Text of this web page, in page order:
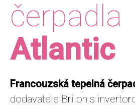
čerpadla
Atlantic
Francouzská tepelná
dodavatele Brilon s